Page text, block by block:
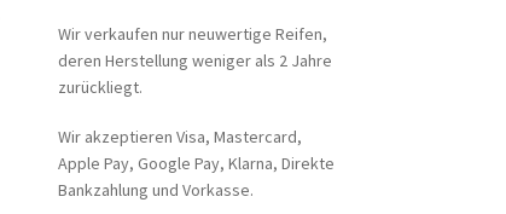
Wir verkaufen nur neuwertige Reifen,
deren Herstellung weniger als 2 Jahre
zurückliegt.
Wir akzeptieren Visa, Mastercard,
Apple Pay, Google Pay, Klarna, Direkte
Bankzahlung und Vorkasse.